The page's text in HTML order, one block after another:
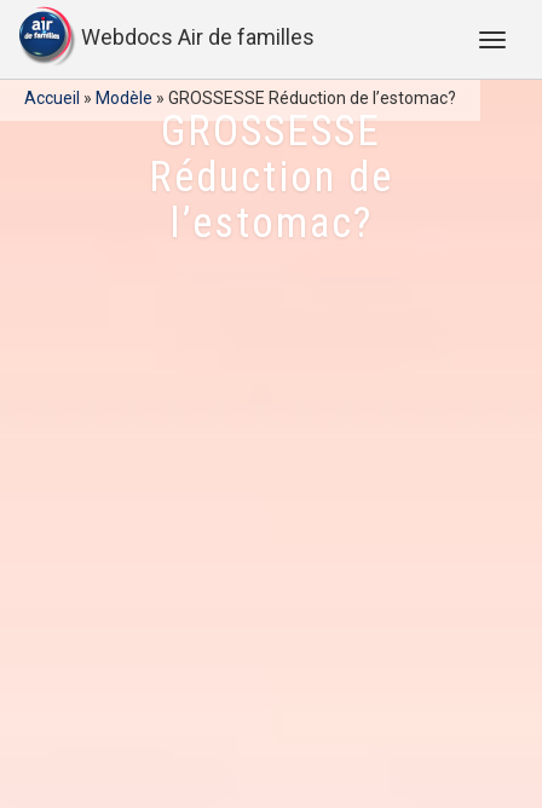
Webdocs Air de familles
Accueil » Modèle » GROSSESSE Réduction de l’estomac?
GROSSESSE
Réduction de
l’estomac?